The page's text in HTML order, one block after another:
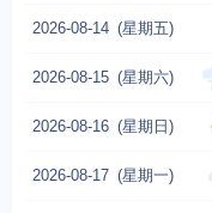
2026-08-14 (星期五)
2026-08-15 (星期六)
2026-08-16 (星期日)
2026-08-17 (星期一)